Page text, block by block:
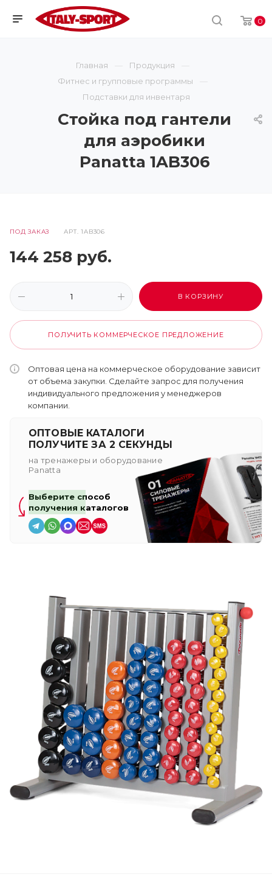
0
Главная
Продукция
Фитнес и групповые программы
Подставки для инвентаря
Стойка под гантели
для аэробики
Panatta 1AB306
ПОД ЗАКАЗ АРТ.1AB306
144 258 руб.
В КОРЗИНУ
ПОЛУЧИТЬ КОММЕРЧЕСКОЕ ПРЕДЛОЖЕНИЕ
Оптовая цена на коммерческое оборудование зависит
от объема закупки. Сделайте запрос для получения
индивидуального предложения у менеджеров
компании.
ОПТОВЫЕ КАТАЛОГИ
ПОЛУЧИТЕ ЗА 2 СЕКУНДЫ
на тренажеры и оборудование
Panatta
Выберите способ
получения каталогов